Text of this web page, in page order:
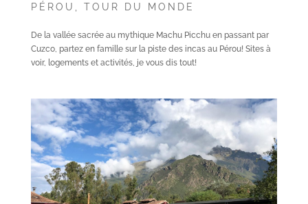
PÉROU TOUR DU MONDE
De la vallée sacrée au mythique Machu Picchu en passant par
Cuzco, partez en famille sur la piste des incas au Pérou! Sites à
voir, logements et activités, je vous dis tout!